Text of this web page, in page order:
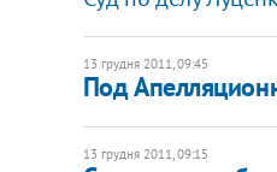
13 грудня 2011, 09:45
Под
13 грудня 2011, 09:15